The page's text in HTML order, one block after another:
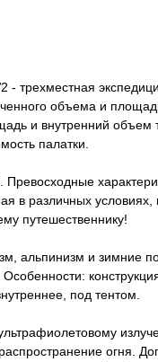
- трехместная
объема и
и внутренний
палатки.
в различных
путешественнику!
альпинизм и зимние
под тентом.
огня.